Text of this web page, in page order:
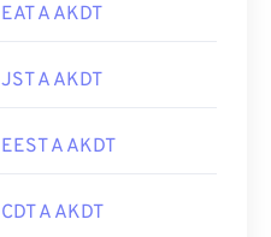
EAT A AKDT
JST A AKDT
EEST A AKDT
CDT A AKDT